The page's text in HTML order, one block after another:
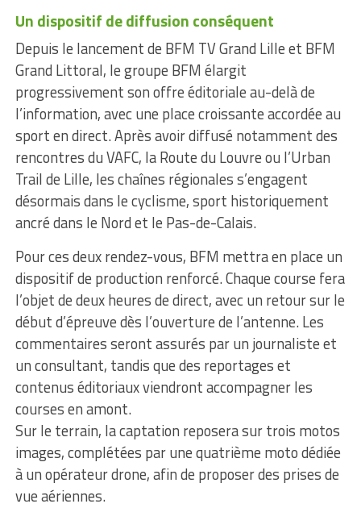
Un dispositif de diffusion conséquent
Depuis le lancement de BFM TV Grand Lille et BFM
Grand Littoral, le groupe BFM élargit
progressivement son offre éditoriale au-delà de
l’information, avec une place croissante accordée au
sport en direct. Après avoir diffusé notamment des
rencontres du VAFC, la Route du Louvre ou l’Urban
Trail de Lille, les chaînes régionales s’engagent
désormais dans le cyclisme, sport historiquement
ancré dans le Nord et le Pas-de-Calais.
Pour ces deux rendez-vous, BFM mettra en place un
dispositif de production renforcé. Chaque course fera
l’objet de deux heures de direct, avec un retour sur le
début d’épreuve dès l’ouverture de l’antenne. Les
commentaires seront assurés par un journaliste et
un consultant, tandis que des reportages et
contenus éditoriaux viendront accompagner les
courses en amont.
Sur le terrain, la captation reposera sur trois motos
images, complétées par une quatrième moto dédiée
à un opérateur drone, afin de proposer des prises de
vue aériennes.